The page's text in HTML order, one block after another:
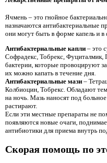
Ячмень – это гнойное
назначаются антибактериальные
они могут быть в форме капель и в
Антибактериальные капли – это
Софрадекс, Тобрекс,
бактерии, которые провоцируют
их можно капать в течение дня.
Антибактериальные мази –
Колбиоцин, Тобрекс. Обладают
на ночь. Мазь наносят под больное
растирают.
Если эти местные препараты не
появляются новые очаги,
антибиотики для приема внутрь
Скорая помощь по